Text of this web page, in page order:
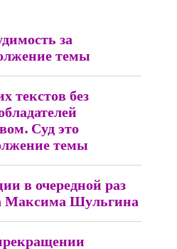
за
темы
текстов без
Суд это
темы
в очередной раз
Максима Шульгина